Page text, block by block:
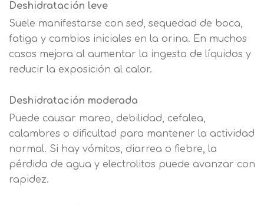
Deshidratación leve
Suele manifestarse con sed, sequedad de boca,
fatiga y cambios iniciales en la orina. En muchos
casos mejora al aumentar la ingesta de líquidos y
reducir la exposición al calor.
Deshidratación moderada
Puede causar mareo, debilidad, cefalea,
calambres o dificultad para mantener la actividad
normal. Si hay vómitos, diarrea o fiebre, la
pérdida de agua y electrolitos puede avanzar con
rapidez.